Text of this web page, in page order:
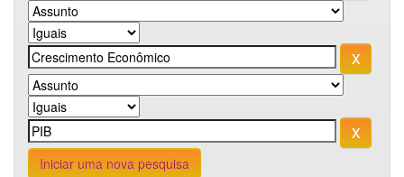
Iniciar uma nova pesquisa